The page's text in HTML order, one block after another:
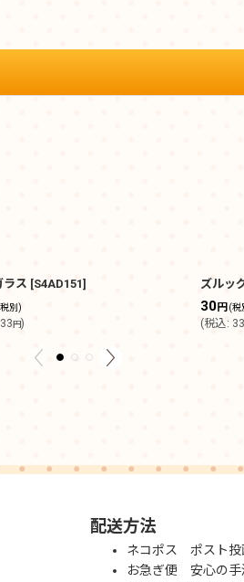
ラス [S4AD151]
別)
33円)
ズルッ
30円(税
(税込:
配送方法
ネコポス ポスト投
お急ぎ便 安心の手